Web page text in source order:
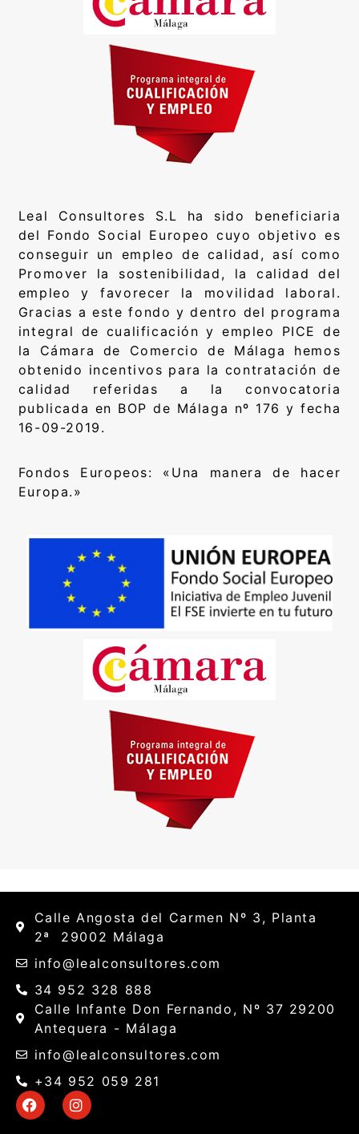
Leal Consultores S.L ha sido beneficiaria
del Fondo Social Europeo cuyo objetivo es
conseguir un empleo de calidad, así como
Promover la sostenibilidad, la calidad del
empleo y favorecer la movilidad laboral.
Gracias a este fondo y dentro del programa
integral de cualificación y empleo PICE de
la Cámara de Comercio de Málaga hemos
obtenido incentivos para la contratación de
calidad referidas a la convocatoria
publicada en BOP de Málaga nº 176 y fecha
16-09-2019.
Fondos Europeos: «Una manera de hacer
Europa.»
Calle Angosta del Carmen Nº 3, Planta
2ª 29002 Málaga
info@lealconsultores.com
34 952 328 888
Calle Infante Don Fernando, Nº 37 29200
Antequera - Málaga
info@lealconsultores.com
+34 952 059 281